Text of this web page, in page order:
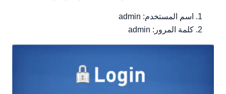
اسم المستخدم: admin
كلمة المرور: admin